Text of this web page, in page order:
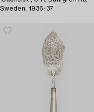
Sweden, 1936-37.